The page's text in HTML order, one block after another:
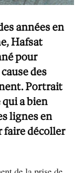
années en
Hafsat
pour
des
Portrait
qui a bien
lignes en
faire décoller